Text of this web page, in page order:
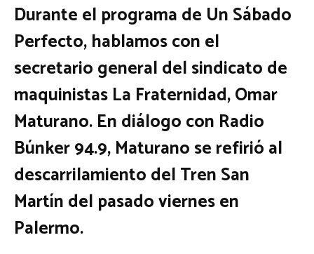
Durante el programa de Un Sábado
Perfecto, hablamos con el
secretario general del sindicato de
maquinistas La Fraternidad, Omar
Maturano. En diálogo con Radio
Búnker 94.9, Maturano se refirió al
descarrilamiento del Tren San
Martín del pasado viernes en
Palermo.